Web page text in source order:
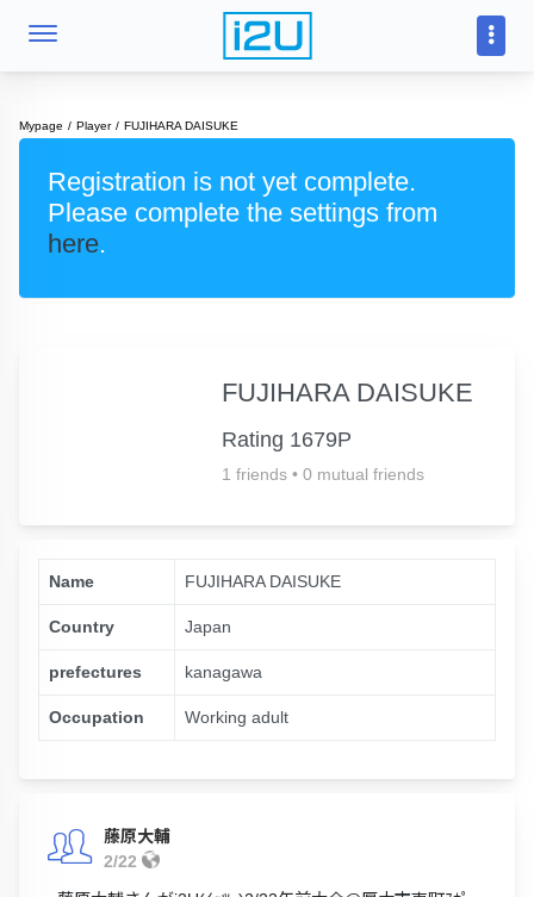
Mypage Player FUJIHARA DAISUKE
Registration is not yet complete.
Please complete the settings from
here.
FUJIHARA DAISUKE
Rating 1679P
1 friends • 0 mutual friends
Name FUJIHARA DAISUKE
Country Japan
prefectures kanagawa
Occupation Working adult
藤原大輔
2/22